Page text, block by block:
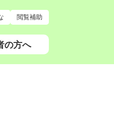
閲覧補助
の方へ